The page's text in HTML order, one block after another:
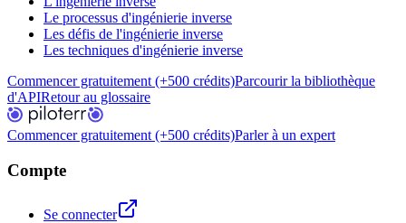
Le processus d'ingénierie inverse
Les défis de l'ingénierie inverse
Les techniques d'ingénierie inverse
Commencer gratuitement (+500 crédits)Parcourir la bibliothèque
d'APIRetour au glossaire
Commencer gratuitement (+500 crédits)Parler à un expert
Compte
Se connecter